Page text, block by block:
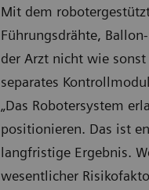
Mit dem
Führungsdrähte,
der Arzt nicht wie
separates
„Das Robotersystem
positionieren. Das ist
langfristige Ergebnis.
wesentlicher